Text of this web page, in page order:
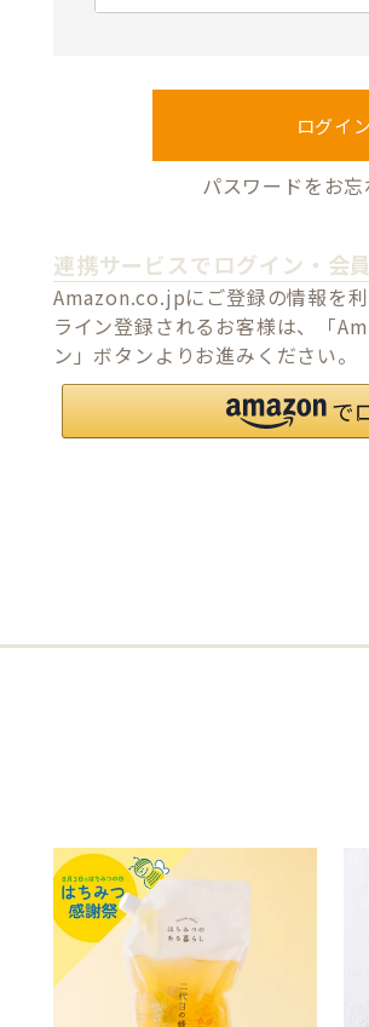
必
)
ログイン
パスワードをお忘
連携サービスでログイン・会
Amazon.co.jpにご登録の情報を
ライン登録されるお客様は、「
ン」ボタンよりお進みください。